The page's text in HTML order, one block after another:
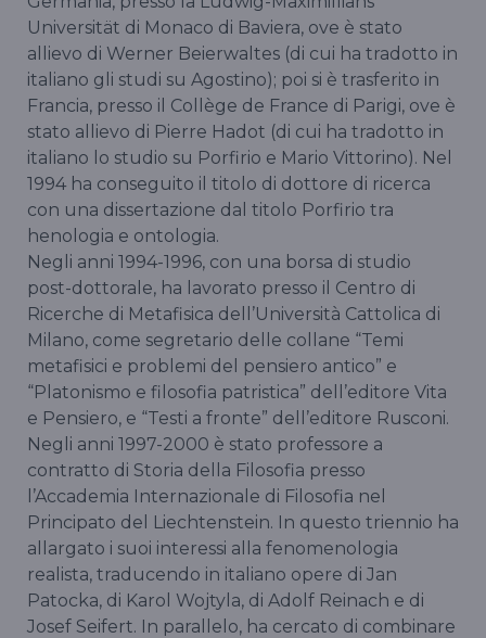
Universität di Monaco di Baviera, ove è stato
allievo di Werner Beierwaltes (di cui ha tradotto in
italiano gli studi su Agostino); poi si è trasferito in
Francia, presso il Collège de France di Parigi, ove è
stato allievo di Pierre Hadot (di cui ha tradotto in
italiano lo studio su Porfirio e Mario Vittorino). Nel
1994 ha conseguito il titolo di dottore di ricerca
con una dissertazione dal titolo Porfirio tra
henologia e ontologia.
Negli anni 1994-1996, con una borsa di studio
post-dottorale, ha lavorato presso il Centro di
Ricerche di Metafisica dell’Università Cattolica di
Milano, come segretario delle collane “Temi
metafisici e problemi del pensiero antico” e
“Platonismo e filosofia patristica” dell’editore Vita
e Pensiero, e “Testi a fronte” dell’editore Rusconi.
Negli anni 1997-2000 è stato professore a
contratto di Storia della Filosofia presso
l’Accademia Internazionale di Filosofia nel
Principato del Liechtenstein. In questo triennio ha
allargato i suoi interessi alla fenomenologia
realista, traducendo in italiano opere di Jan
Patocka, di Karol Wojtyla, di Adolf Reinach e di
Josef Seifert. In parallelo, ha cercato di combinare